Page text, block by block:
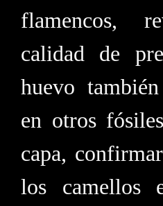
flamencos,
calidad de
huevo
en otros
capa,
los camellos